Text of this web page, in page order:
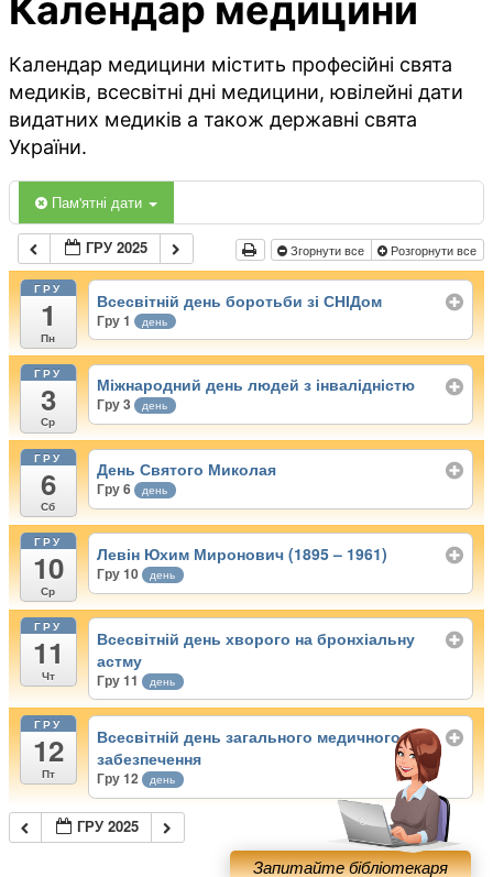
Календар медицини
Календар медицини містить професійні свята
медиків, всесвітні дні медицини, ювілейні дати
видатних медиків а також державні свята
України.
Пам'ятні дати
ГРУ 2025 Згорнути все Розгорнути все
ГРУ
1
Пн
Всесвітній день боротьби зі СНІДом
Гру 1 день
ГРУ
3
Ср
Міжнародний день людей з інвалідністю
Гру 3 день
ГРУ
6
Сб
День Святого Миколая
Гру 6 день
ГРУ
10
Ср
Левін Юхим Миронович (1895 – 1961)
Гру 10 день
ГРУ
11
Чт
Всесвітній день хворого на бронхіальну
астму
Гру 11 день
ГРУ
12
Пт
Всесвітній день загального медичного
забезпечення
Гру 12 день
ГРУ 2025